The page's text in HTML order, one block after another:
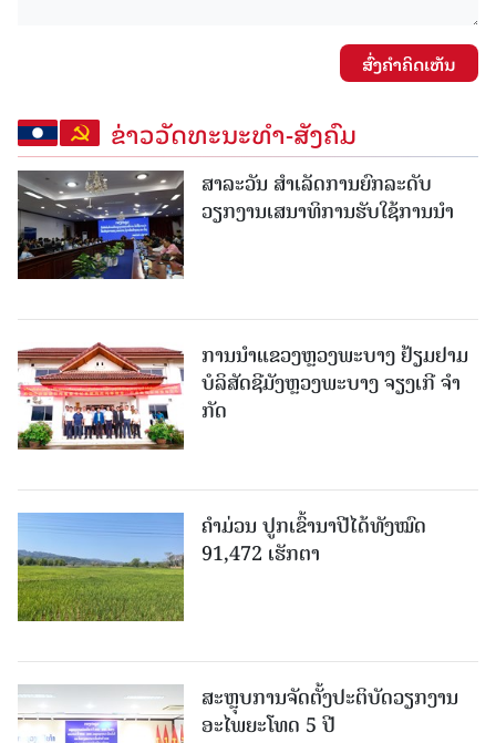
ສົ່ງຄໍາຄິດເຫັນ
ຂ່າວວັດທະນະທຳ-ສັງຄົມ
ສາລະວັນ ສໍາເລັດການຍົກລະດັບ
ວຽກງານເສນາທິການຮັບໃຊ້ການນໍາ
ການນຳແຂວງຫຼວງພະບາງ ຢ້ຽມ​ຢາມ
ບໍ​ລິ​ສັດຊີມັງຫຼວງພະບາງ ຈຽງເກີ ຈໍາ
ກັດ
ຄໍາມ່ວນ ປູກເຂົ້ານາປີໄດ້ທັງໝົດ
91,472 ເຮັກຕາ
ສະຫຼຸບການຈັດຕັ້ງປະຕິບັດວຽກງານ
ອະໄພຍະໂທດ 5 ປີ